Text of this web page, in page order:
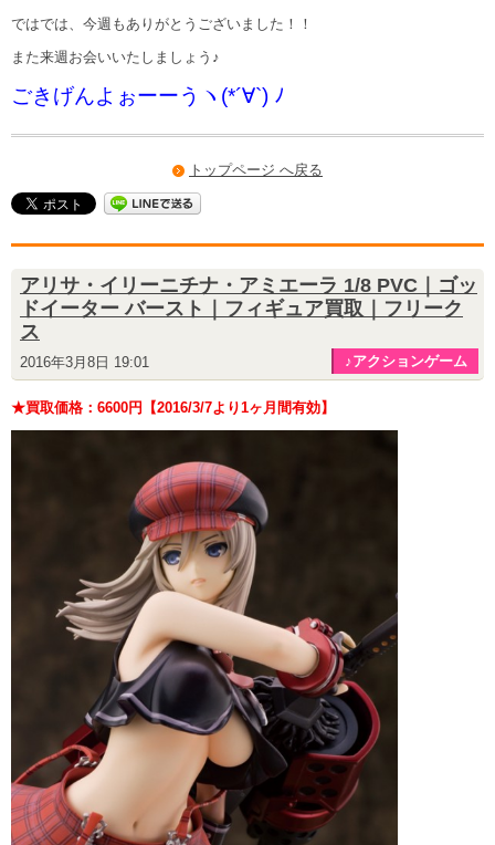
ではでは、今週もありがとうございました！！
また来週お会いいたしましょう♪
ごきげんよぉーーうヽ(*´∀`) ﾉ
トップページ へ戻る
アリサ・イリーニチナ・アミエーラ 1/8 PVC｜ゴッ
ドイーター バースト｜フィギュア買取｜フリーク
ス
2016年3月8日 19:01 ♪アクションゲーム
★買取価格：6600円【2016/3/7より1ヶ月間有効】